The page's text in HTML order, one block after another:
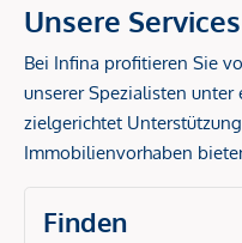
Unsere Services
Bei Infina profitieren Sie
unserer Spezialisten unter
zielgerichtet
Immobilienvorhaben
Finden